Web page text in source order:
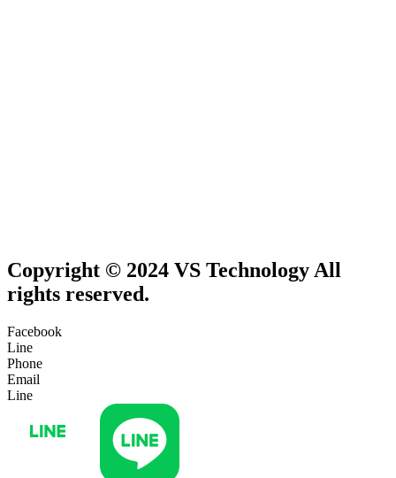
Copyright © 2024 VS Technology All
rights reserved.
Facebook
Line
Phone
Email
Line